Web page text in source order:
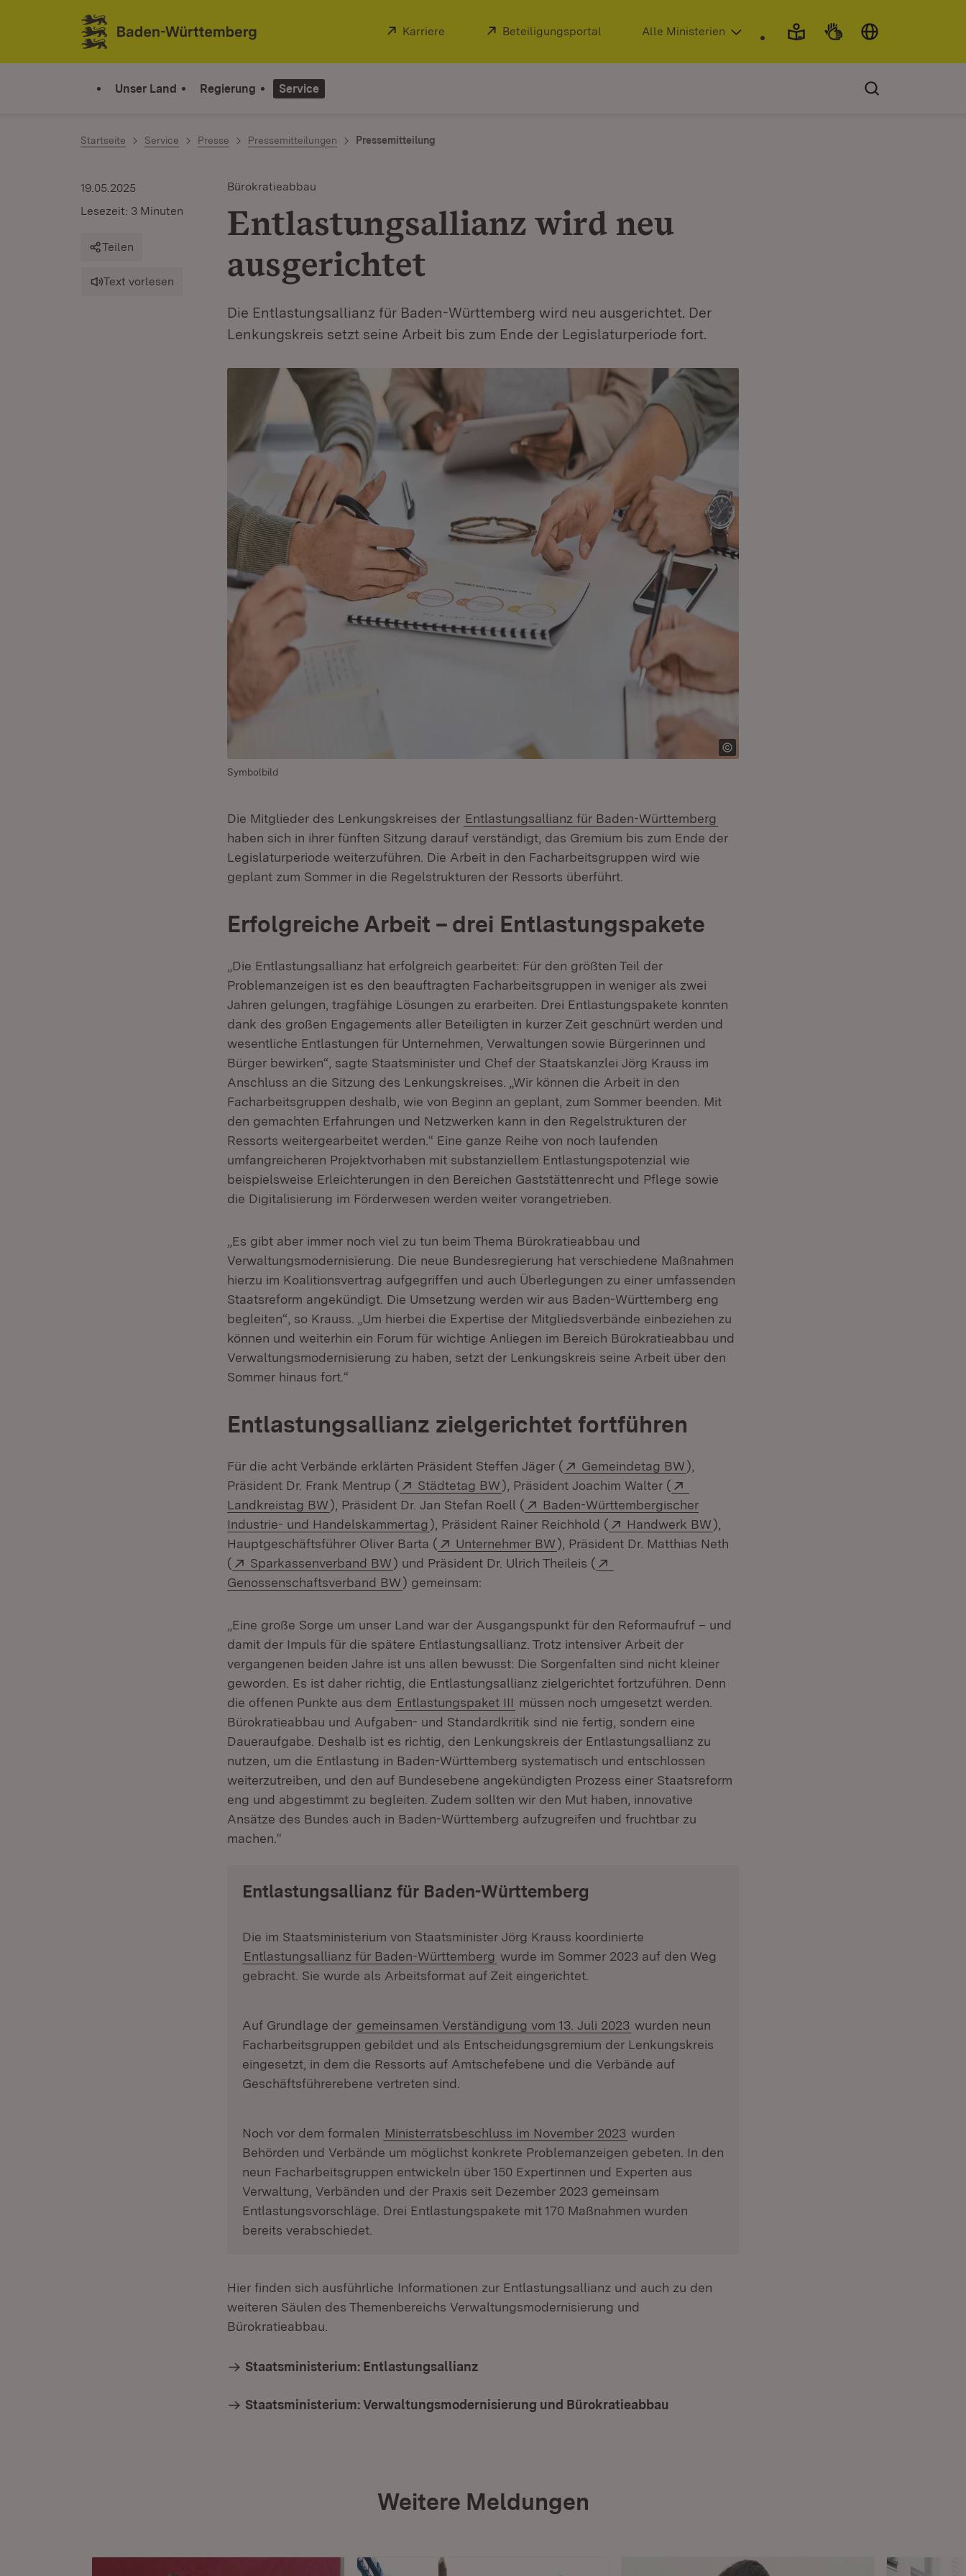
Zum Inhalt springen
Link zur Startseite
Extern:
Karriere (Öffnet in neuem Fenster)
Extern:
Beteiligungsportal (Öffnet in neuem Fenster)
Alle Ministerien
Unser Land Regierung Service
Startseite Service Presse Pressemitteilungen Pressemitteilung
Bürokratieabbau
Entlastungsallianz wird neu
ausgerichtet
Die Entlastungsallianz für Baden-Württemberg wird neu ausgerichtet. Der
Lenkungskreis setzt seine Arbeit bis zum Ende der Legislaturperiode fort.
19.05.2025
Lesezeit: 3 Minuten
Teilen
Text vorlesen
Symbolbild
Die Mitglieder des Lenkungskreises der Entlastungsallianz für Baden-Württemberg
haben sich in ihrer fünften Sitzung darauf verständigt, das Gremium bis zum Ende der
Legislaturperiode weiterzuführen. Die Arbeit in den Facharbeitsgruppen wird wie
geplant zum Sommer in die Regelstrukturen der Ressorts überführt.
Erfolgreiche Arbeit – drei Entlastungspakete
„Die Entlastungsallianz hat erfolgreich gearbeitet: Für den größten Teil der
Problemanzeigen ist es den beauftragten Facharbeitsgruppen in weniger als zwei
Jahren gelungen, tragfähige Lösungen zu erarbeiten. Drei Entlastungspakete konnten
dank des großen Engagements aller Beteiligten in kurzer Zeit geschnürt werden und
wesentliche Entlastungen für Unternehmen, Verwaltungen sowie Bürgerinnen und
Bürger bewirken“, sagte Staatsminister und Chef der Staatskanzlei Jörg Krauss im
Anschluss an die Sitzung des Lenkungskreises. „Wir können die Arbeit in den
Facharbeitsgruppen deshalb, wie von Beginn an geplant, zum Sommer beenden. Mit
den gemachten Erfahrungen und Netzwerken kann in den Regelstrukturen der
Ressorts weitergearbeitet werden.“ Eine ganze Reihe von noch laufenden
umfangreicheren Projektvorhaben mit substanziellem Entlastungspotenzial wie
beispielsweise Erleichterungen in den Bereichen Gaststättenrecht und Pflege sowie
die Digitalisierung im Förderwesen werden weiter vorangetrieben.
„Es gibt aber immer noch viel zu tun beim Thema Bürokratieabbau und
Verwaltungsmodernisierung. Die neue Bundesregierung hat verschiedene Maßnahmen
hierzu im Koalitionsvertrag aufgegriffen und auch Überlegungen zu einer umfassenden
Staatsreform angekündigt. Die Umsetzung werden wir aus Baden-Württemberg eng
begleiten“, so Krauss. „Um hierbei die Expertise der Mitgliedsverbände einbeziehen zu
können und weiterhin ein Forum für wichtige Anliegen im Bereich Bürokratieabbau und
Verwaltungsmodernisierung zu haben, setzt der Lenkungskreis seine Arbeit über den
Sommer hinaus fort.“
Entlastungsallianz zielgerichtet fortführen
Für die acht Verbände erklärten Präsident Steffen Jäger ( Extern:
Gemeindetag BW(Öffnet in neuem Fenster)
),
Präsident Dr. Frank Mentrup (
Extern:
Städtetag BW(Öffnet in neuem Fenster)
), Präsident Joachim Walter (
Landkreistag BW(Öffnet in neuem Fenster)
), Präsident Dr. Jan Stefan Roell ( Extern:
Baden-Württembergischer
Industrie- und Handelskammertag(Öffnet in neuem Fenster)
), Präsident Rainer Reichhold ( Extern:
Handwerk BW(Öffnet in neuem Fenster)
),
Hauptgeschäftsführer Oliver Barta (
Extern:
Unternehmer BW(Öffnet in neuem Fenster)
), Präsident Dr. Matthias Neth
(
Extern:
Sparkassenverband BW(Öffnet in neuem Fenster)
) und Präsident Dr. Ulrich Theileis (
Genossenschaftsverband BW(Öffnet in neuem Fenster)
) gemeinsam:
„Eine große Sorge um unser Land war der Ausgangspunkt für den Reformaufruf – und
damit der Impuls für die spätere Entlastungsallianz. Trotz intensiver Arbeit der
vergangenen beiden Jahre ist uns allen bewusst: Die Sorgenfalten sind nicht kleiner
geworden. Es ist daher richtig, die Entlastungsallianz zielgerichtet fortzuführen. Denn
die offenen Punkte aus dem Entlastungspaket III müssen noch umgesetzt werden.
Bürokratieabbau und Aufgaben- und Standardkritik sind nie fertig, sondern eine
Daueraufgabe. Deshalb ist es richtig, den Lenkungskreis der Entlastungsallianz zu
nutzen, um die Entlastung in Baden-Württemberg systematisch und entschlossen
weiterzutreiben, und den auf Bundesebene angekündigten Prozess einer Staatsreform
eng und abgestimmt zu begleiten. Zudem sollten wir den Mut haben, innovative
Ansätze des Bundes auch in Baden-Württemberg aufzugreifen und fruchtbar zu
machen.“
Entlastungsallianz für Baden-Württemberg
Die im Staatsministerium von Staatsminister Jörg Krauss koordinierte
Entlastungsallianz für Baden-Württemberg wurde im Sommer 2023 auf den Weg
gebracht. Sie wurde als Arbeitsformat auf Zeit eingerichtet.
Auf Grundlage der gemeinsamen Verständigung vom 13. Juli 2023 wurden neun
Facharbeitsgruppen gebildet und als Entscheidungsgremium der Lenkungskreis
eingesetzt, in dem die Ressorts auf Amtschefebene und die Verbände auf
Geschäftsführerebene vertreten sind.
Noch vor dem formalen Ministerratsbeschluss im November 2023 wurden
Behörden und Verbände um möglichst konkrete Problemanzeigen gebeten. In den
neun Facharbeitsgruppen entwickeln über 150 Expertinnen und Experten aus
Verwaltung, Verbänden und der Praxis seit Dezember 2023 gemeinsam
Entlastungsvorschläge. Drei Entlastungspakete mit 170 Maßnahmen wurden
bereits verabschiedet.
Hier finden sich ausführliche Informationen zur Entlastungsallianz und auch zu den
weiteren Säulen des Themenbereichs Verwaltungsmodernisierung und
Bürokratieabbau.
Staatsministerium: Entlastungsallianz
Staatsministerium: Verwaltungsmodernisierung und Bürokratieabbau
Weitere Meldungen